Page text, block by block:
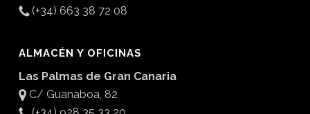
(+34) 663 38 72 08
ALMACÉN Y OFICINAS
Las Palmas de Gran Canaria
C/ Guanaboa, 82